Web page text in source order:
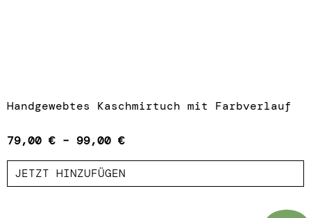
Handgewebtes Kaschmirtuch mit Farbverlauf
79,00 € – 99,00 €
JETZT HINZUFÜGEN